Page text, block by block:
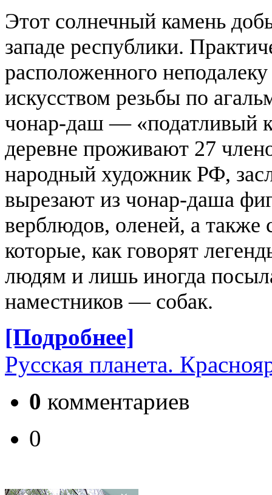
Этот солнечный камень
западе республики.
расположенного
искусством резьбы по
чонар-даш — «податливый
деревне проживают 27
народный художник РФ,
вырезают из чонар-даша
верблюдов, оленей, а также
которые, как говорят
людям и лишь иногда
наместников — собак.
[Подробнее]
Русская планета.
0 комментариев
0